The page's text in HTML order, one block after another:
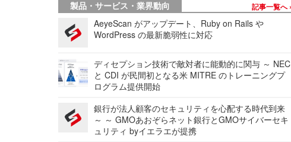
製品・サービス・業界動向 記事一覧へ
AeyeScan がアップデート、Ruby on Rails や
WordPress の最新脆弱性に対応
ディセプション技術で敵対者に能動的に関与 ～ NEC
と CDI が民間初となる米 MITRE のトレーニングプ
ログラム提供開始
銀行が法人顧客のセキュリティを心配する時代到来
～ ～ GMOあおぞらネット銀行とGMOサイバーセキ
ュリティ byイエラエが提携